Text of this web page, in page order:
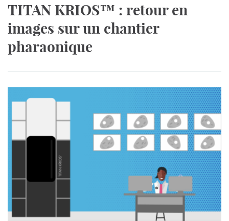
TITAN KRIOS™ : retour en
images sur un chantier
pharaonique